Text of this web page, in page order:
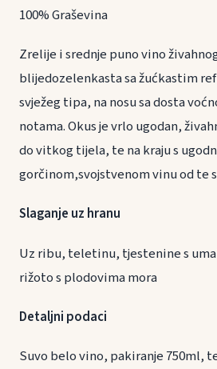
100% Graševina
Zrelije i srednje puno vino
blijedozelenkasta sa žućkastim
svježeg tipa, na nosu sa dosta
notama. Okus je vrlo ugodan,
do vitkog tijela, te na kraju s
gorčinom,svojstvenom vinu od te
Slaganje uz hranu
Uz ribu, teletinu, tjestenine s
rižoto s plodovima mora
Detaljni podaci
Suvo belo vino, pakiranje 750ml,